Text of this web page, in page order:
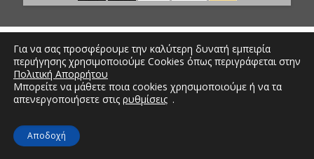
Για να σας προσφέρουμε την καλύτερη δυνατή εμπειρία
περιήγησης χρησιμοποιούμε Cookies όπως περιγράφεται στην
Πολιτική Απορρήτου
Μπορείτε να μάθετε ποια cookies χρησιμοποιούμε ή να τα
απενεργοποιήσετε στις ρυθμίσεις .
Αποδοχή